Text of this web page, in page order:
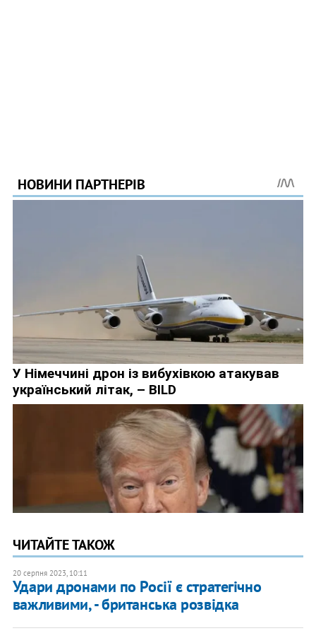
ЧИТАЙТЕ ТАКОЖ
20 серпня 2023, 10:11
Удари дронами по Росії є стратегічно
важливими, - британська розвідка